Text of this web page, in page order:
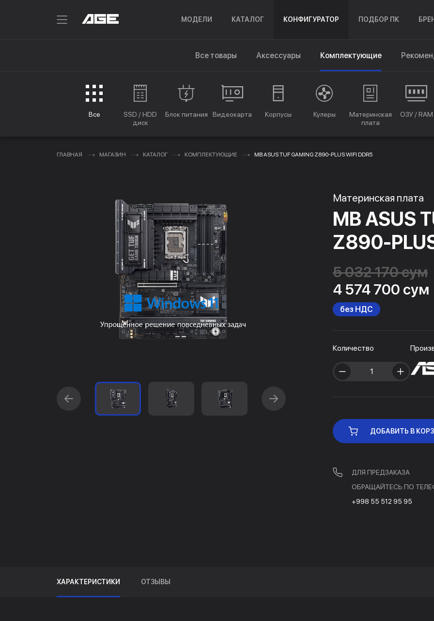
МОДЕЛИ КАТАЛОГ КОНФИГУРАТОР ПОДБОР ПК
Все товары Аксессуары Комплектующие
Все
SSD / HDD
диск
Блок питания Видеокарта Корпусы Кулеры
Материнская
плата
ОЗУ / RAM
ГЛАВНАЯ МАГАЗИН КАТАЛОГ КОМПЛЕКТУЮЩИЕ MB ASUS TUF GAMING Z890-PLUS WIFI DDR5
Материнская плата
MB ASUS
Z890-
5 032 170 сум
4 574 700 сум
без НДС
Количество
ДОБАВИТЬ В
ДЛЯ ПРЕДЗАКАЗА
ОБРАЩАЙТЕСЬ ПО
+998 55 512 95 95
ХАРАКТЕРИСТИКИ ОТЗЫВЫ